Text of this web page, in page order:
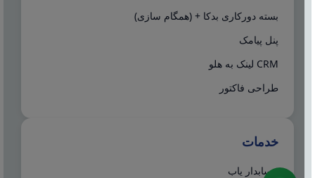
بسته دورکاری بدکا + (همگام سازی)
پنل پیامک
CRM لینک به هلو
طراحی فاکتور
خدمات
حسابدار یاب